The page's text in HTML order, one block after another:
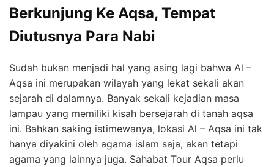
Berkunjung Ke Aqsa, Tempat
Diutusnya Para Nabi
Sudah bukan menjadi hal yang asing lagi bahwa Al –
Aqsa ini merupakan wilayah yang lekat sekali akan
sejarah di dalamnya. Banyak sekali kejadian masa
lampau yang memiliki kisah bersejarah di tanah aqsa
ini. Bahkan saking istimewanya, lokasi Al – Aqsa ini tak
hanya diyakini oleh agama islam saja, akan tetapi
agama yang lainnya juga. Sahabat Tour Aqsa perlu